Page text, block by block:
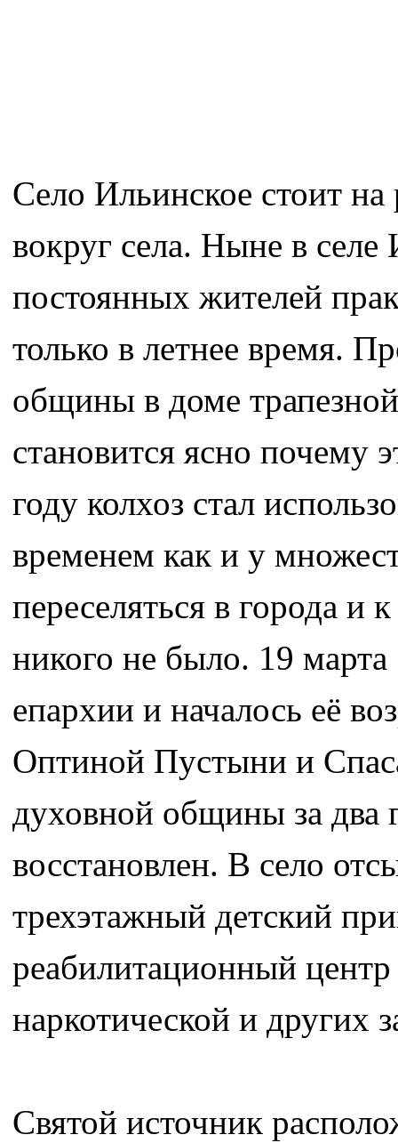
Село Ильинское стоит на
вокруг села. Ныне в
постоянных жителей
только в летнее время.
общины в доме
становится ясно почему
году колхоз стал
временем как и у
переселяться в города и
никого не было. 19
епархии и началось её
Оптиной Пустыни и
духовной общины за
восстановлен. В село
трехэтажный детский
реабилитационный
наркотической и других
Святой источник